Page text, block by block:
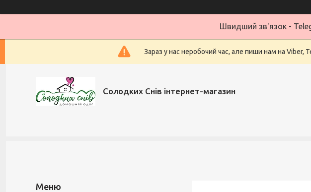
Швидший зв'язок -
Зараз у нас неробочий час, але пиши нам на Viber,
Солодких Снів інтернет-магазин